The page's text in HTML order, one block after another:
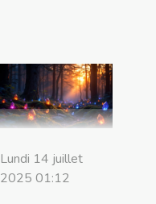
Lundi 14 juillet
2025 01:12